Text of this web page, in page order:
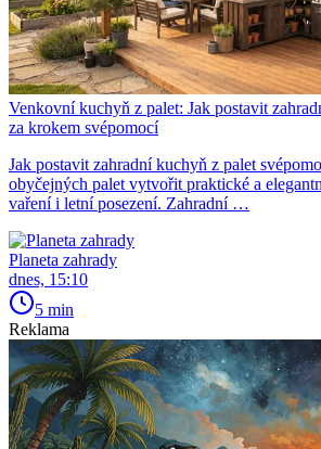
Venkovní kuchyň z palet: Jak postavit
za krokem svépomocí
Jak postavit zahradní kuchyň z palet
obyčejných palet vytvořit praktické a
vaření i letní posezení. Zahradní …
Planeta zahrady
dnes, 15:10
5 min
Reklama